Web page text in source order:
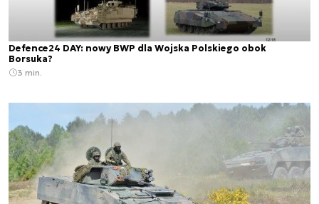
Defence24 DAY: nowy BWP dla Wojska Polskiego obok
Borsuka?
3 min.